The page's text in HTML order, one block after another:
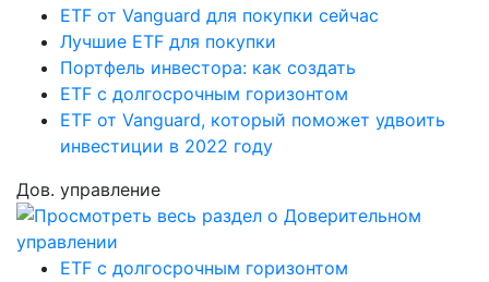
ETF от Vanguard для покупки сейчас
Лучшие ETF для покупки
Портфель инвестора: как создать
ETF с долгосрочным горизонтом
ETF от Vanguard, который поможет удвоить
инвестиции в 2022 году
Дов. управление
ETF с долгосрочным горизонтом